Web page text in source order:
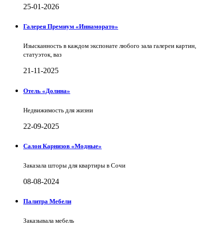
25-01-2026
Галерея Премиум «Иннаморато»
Изысканность в каждом экспонате любого зала галереи картин,
статуэток, ваз
21-11-2025
Отель «Долина»
Недвижимость для жизни
22-09-2025
Салон Карнизов «Модные»
Заказала шторы для квартиры в Сочи
08-08-2024
Палитра Мебели
Заказывала мебель